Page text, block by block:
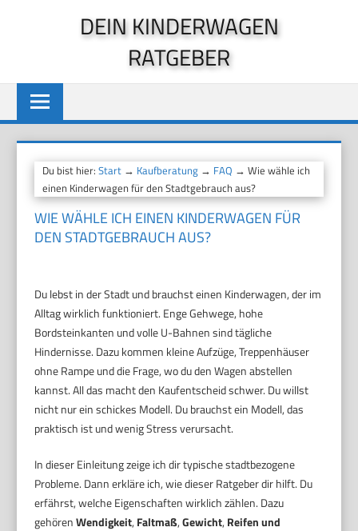
DEIN KINDERWAGEN
RATGEBER
Du bist hier:Start → Kaufberatung → FAQ → Wie wähle ich
einen Kinderwagen für den Stadtgebrauch aus?
WIE WÄHLE ICH EINEN KINDERWAGEN FÜR
DEN STADTGEBRAUCH AUS?
Du lebst in der Stadt und brauchst einen Kinderwagen, der im
Alltag wirklich funktioniert. Enge Gehwege, hohe
Bordsteinkanten und volle U-Bahnen sind tägliche
Hindernisse. Dazu kommen kleine Aufzüge, Treppenhäuser
ohne Rampe und die Frage, wo du den Wagen abstellen
kannst. All das macht den Kaufentscheid schwer. Du willst
nicht nur ein schickes Modell. Du brauchst ein Modell, das
praktisch ist und wenig Stress verursacht.
In dieser Einleitung zeige ich dir typische stadtbezogene
Probleme. Dann erkläre ich, wie dieser Ratgeber dir hilft. Du
erfährst, welche Eigenschaften wirklich zählen. Dazu
gehörenWendigkeit, Faltmaß,Gewicht, Reifen und